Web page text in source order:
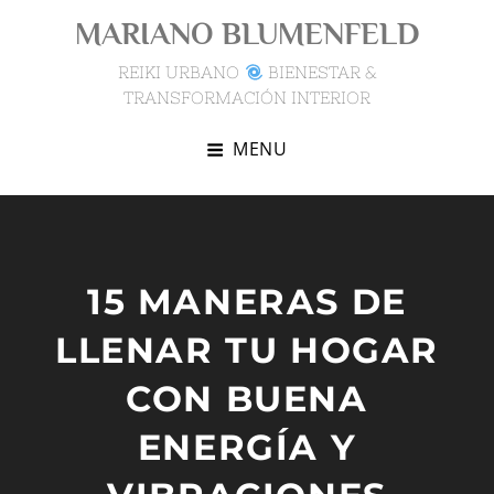
MARIANO BLUMENFELD
REIKI URBANO
BIENESTAR &
TRANSFORMACIÓN INTERIOR
MENU
15 MANERAS DE
LLENAR TU HOGAR
CON BUENA
ENERGÍA Y